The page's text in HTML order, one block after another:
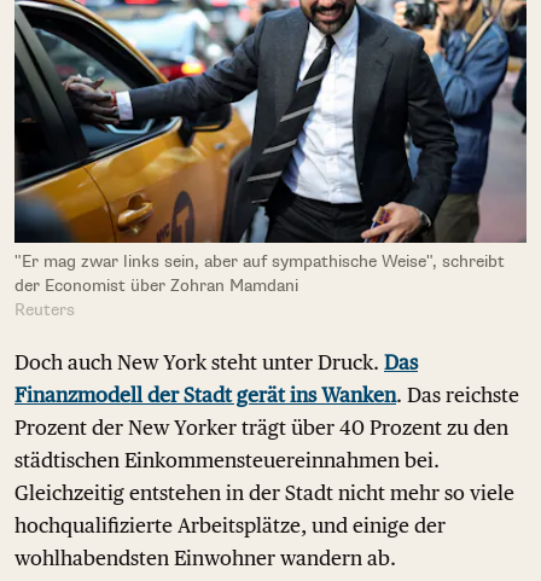
"Er mag zwar links sein, aber auf sympathische Weise", schreibt
der Economist über Zohran Mamdani
Reuters
Doch auch New York steht unter Druck. Das
Finanzmodell der Stadt gerät ins Wanken. Das reichste
Prozent der New Yorker trägt über 40 Prozent zu den
städtischen Einkommensteuereinnahmen bei.
Gleichzeitig entstehen in der Stadt nicht mehr so viele
hochqualifizierte Arbeitsplätze, und einige der
wohlhabendsten Einwohner wandern ab.